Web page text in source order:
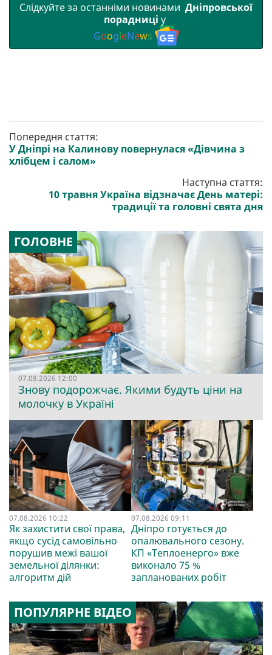
Слідкуйте за останніми новинами Дніпровської
порадниці у
GoogleNews
Попередня стаття:
У Дніпрі на Калинову повернулася «Дівчина з
хлібцем і салом»
Наступна стаття:
10 травня Україна відзначає День матері:
традиції та головні свята дня
ГОЛОВНЕ
07.08.2026 12:00
Знову подорожчає. Якими будуть ціни на
молочку в Україні
07.08.2026 10:22
Як захистити свої права,
якщо сусід самовільно
порушив межі вашої
земельної ділянки:
алгоритм дій
07.08.2026 09:11
Дніпро готується до
опалювального сезону.
КП «Теплоенерго» вже
виконало 75 %
запланованих робіт
ПОПУЛЯРНЕ ВІДЕО